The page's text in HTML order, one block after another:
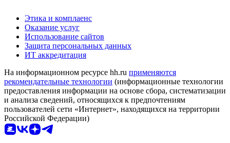
Этика и комплаенс
Оказание услуг
Использование сайтов
Защита персональных данных
ИТ аккредитация
На информационном ресурсе hh.ru применяются
рекомендательные технологии (информационные технологии
предоставления информации на основе сбора, систематизации
и анализа сведений, относящихся к предпочтениям
пользователей сети «Интернет», находящихся на территории
Российской Федерации)